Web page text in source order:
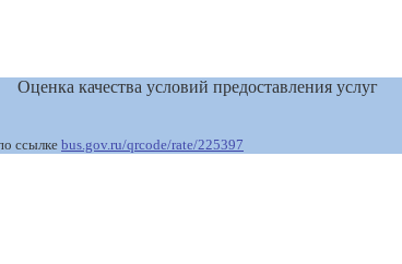
Оценка качества условий предоставления услуг
ссылке bus.gov.ru/qrcode/rate/225397